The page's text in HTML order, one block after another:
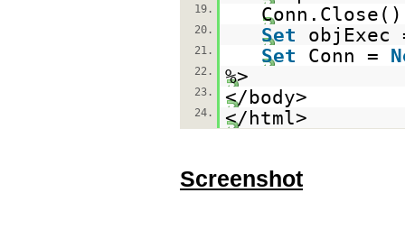
19. Conn.Close()
20. Set
21. Set Conn =
22. %>
23. </body>
24. </html>
Screenshot